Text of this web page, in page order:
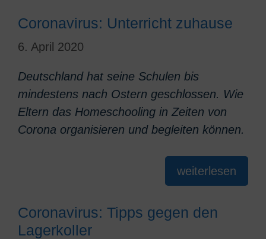
Coronavirus: Unterricht zuhause
6. April 2020
Deutschland hat seine Schulen bis
mindestens nach Ostern geschlossen. Wie
Eltern das Homeschooling in Zeiten von
Corona organisieren und begleiten können.
weiterlesen
Coronavirus: Tipps gegen den
Lagerkoller